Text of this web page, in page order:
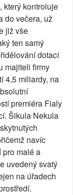
který kontroluje
do večera, už
již vše
ten samý
dotací
majiteli firmy
4,5 miliardy, na
premiéra Fialy
Šikula Nekula
navíc
pro malé a
uvedený svatý
na úřadech